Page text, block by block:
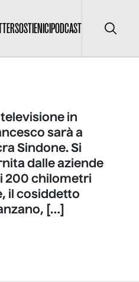
SOSTIENICIPODCAST Cerca
televisione in
sarà a
Sindone. Si
dalle aziende
200 chilometri
il cosiddetto
[…]